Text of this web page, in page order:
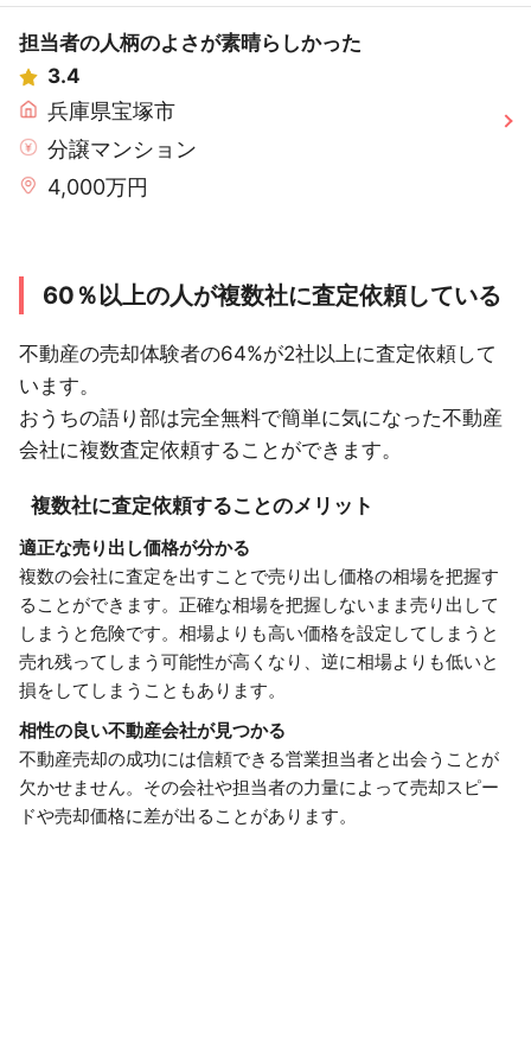
担当者の人柄のよさが素晴らしかった
3.4
兵庫県宝塚市
分譲マンション
4,000万円
60％以上の人が複数社に査定依頼している
不動産の売却体験者の64%が2社以上に査定依頼して
います。
おうちの語り部は完全無料で簡単に気になった不動産
会社に複数査定依頼することができます。
複数社に査定依頼することのメリット
適正な売り出し価格が分かる
複数の会社に査定を出すことで売り出し価格の相場を把握す
ることができます。正確な相場を把握しないまま売り出して
しまうと危険です。相場よりも高い価格を設定してしまうと
売れ残ってしまう可能性が高くなり、逆に相場よりも低いと
損をしてしまうこともあります。
相性の良い不動産会社が見つかる
不動産売却の成功には信頼できる営業担当者と出会うことが
欠かせません。その会社や担当者の力量によって売却スピー
ドや売却価格に差が出ることがあります。